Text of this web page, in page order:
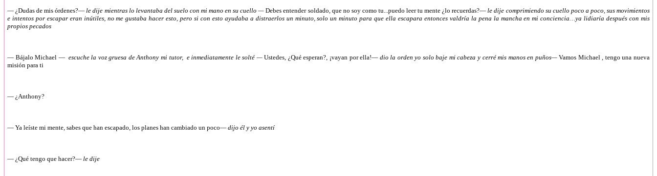
— ¿Dudas de mis órdenes?— le dije mientras lo levantaba del suelo con mi mano en su cuello — Debes entender soldado, que no soy como tu...puedo leer tu mente ¿lo recuerdas?— le dije comprimiendo su cuello poco a poco, sus movimientos
e intentos por escapar eran inútiles, no me gustaba hacer esto, pero si con esto ayudaba a distraerlos un minuto, solo un minuto para que ella escapara entonces valdría la pena la mancha en mi conciencia…ya lidiaría después con mis
propios pecados
— Bájalo Michael — escuche la voz gruesa de Anthony mi tutor, e inmediatamente le solté —Ustedes, ¿Qué esperan?, ¡vayan por ella!— dio la orden yo solo baje mi cabeza y cerré mis manos en puños—Vamos Michael , tengo una nueva
misión para ti
— ¿Anthony?
— Ya leíste mi mente, sabes que han escapado, los planes han cambiado un poco— dijo él y yo asentí
— ¿Qué tengo que hacer?— le dije